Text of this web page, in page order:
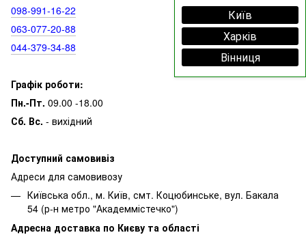
Київ
Харків
Вінниця
098‑991‑16‑22
063‑077‑20‑88
044‑379‑34‑88
Графік роботи:
Пн.-Пт. 09.00 -18.00
Сб. Вс. - вихідний
Доступний самовивіз
Адреси для самовивозу
Київська обл., м. Київ, смт. Коцюбинське, вул. Бакала
54 (р-н метро "Академмістечко")
Адресна доставка по Києву та області